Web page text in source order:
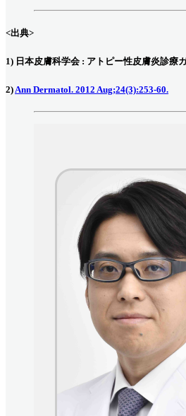
<出典>
1) 日本皮膚科学会 : アトピー性皮膚炎診療
2) Ann Dermatol. 2012 Aug;24(3):253-60.